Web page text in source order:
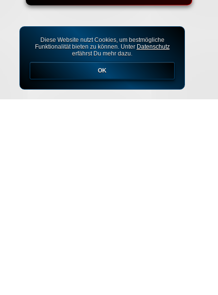
Diese Website nutzt Cookies, um bestmögliche
Funktionalität bieten zu können. Unter Datenschutz
erfährst Du mehr dazu.
OK